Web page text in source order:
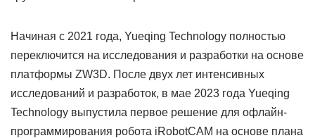
Начиная с 2021 года, Yueqing Technology полностью
переключится на исследования и разработки на основе
платформы ZW3D. После двух лет интенсивных
исследований и разработок, в мае 2023 года Yueqing
Technology выпустила первое решение для офлайн-
программирования робота iRobotCAM на основе плана